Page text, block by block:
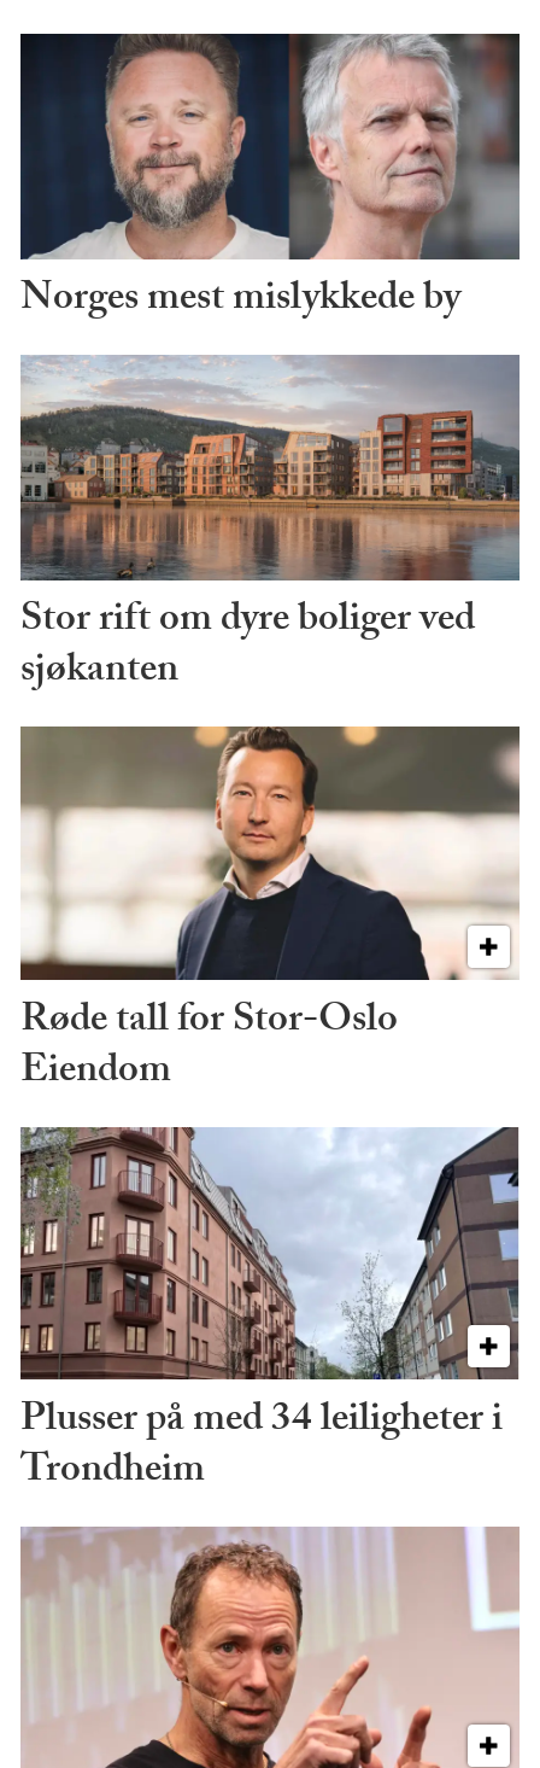
Norges mest mislykkede by
Stor rift om dyre boliger ved
sjøkanten
Røde tall for Stor-Oslo
Eiendom
Plusser på med 34 leiligheter i
Trondheim